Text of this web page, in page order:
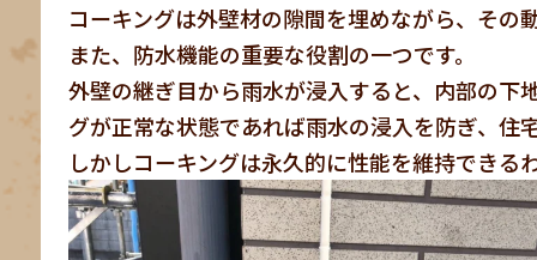
コーキングは外壁材の隙間を埋めながら、その
また、防水機能の重要な役割の一つです。
外壁の継ぎ目から雨水が浸入すると、内部の下
グが正常な状態であれば雨水の浸入を防ぎ、住
しかしコーキングは永久的に性能を維持でき